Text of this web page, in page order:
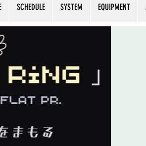
SCHEDULE SYSTEM EQUIPMENT